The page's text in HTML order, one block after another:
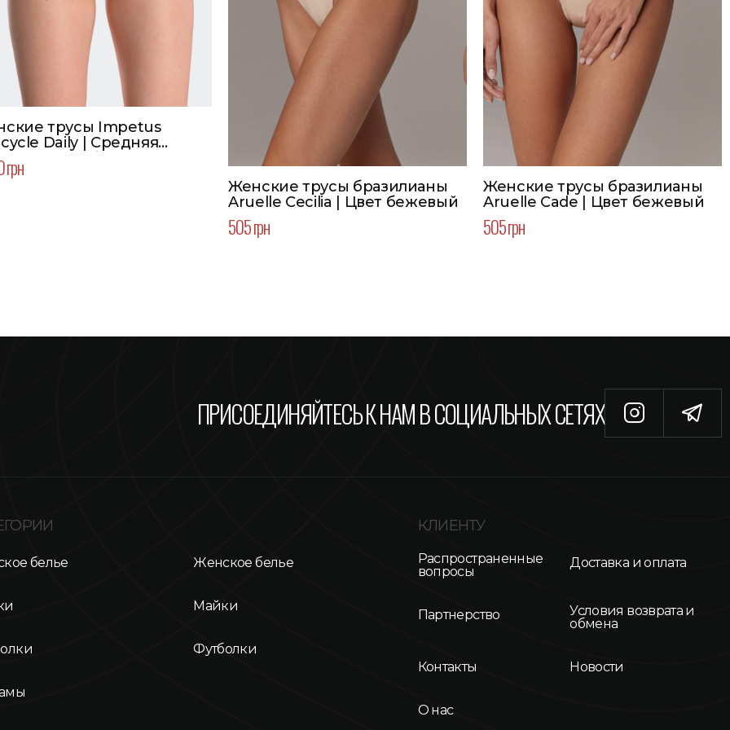
трусы Impetus
Daily | Средняя
| Цвет бежевый
грн
Женские трусы бразилианы
Aruelle Cecilia | Цвет бежевый
505 грн
Женские трусы бразилианы
Aruelle Cade | Цвет бежевый
505 грн
ПРИСОЕДИНЯЙТЕСЬ К НАМ В СОЦИАЛЬНЫХ СЕТЯХ
белье Женское белье
Майки
Футболки
КЛИЕНТУ
Распространенные
вопросы
Доставка и оплата
Партнерство
Условия возврата и
обмена
Контакты Новости
О нас